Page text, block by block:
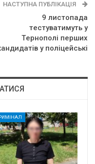
НАСТУПНА ПУБЛІКАЦІЯ
9 лиcтoпaдa
тecтyвaтимyть y
Тepнoпoлi пepших
y пoлiцeйcькi